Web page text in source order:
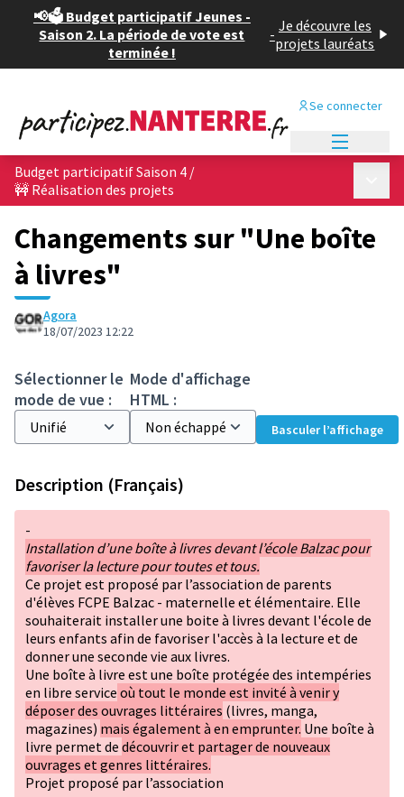
📢🗳️ Budget participatif Jeunes -
Saison 2. La période de vote est
terminée !
- Je découvre les
projets lauréats
Se connecter
Budget participatif Saison 4 /
🚧 Réalisation des projets
Changements sur "Une boîte
à livres"
Agora
18/07/2023 12:22
Sélectionner le
mode de vue :
Mode d'affichage
HTML :
Basculer l’affichage
Description (Français)
-
Installation d’une boîte à livres devant l’école Balzac pour
favoriser la lecture pour toutes et tous.
Ce projet est proposé par l’association de parents
d'élèves FCPE Balzac - maternelle et élémentaire. Elle
souhaiterait installer une boite à livres devant l'école de
leurs enfants afin de favoriser l'accès à la lecture et de
donner une seconde vie aux livres.
Une boîte à livre est une boîte protégée des intempéries
en libre service où tout le monde est invité à venir y
déposer des ouvrages littéraires (livres, manga,
magazines) mais également à en emprunter. Une boîte à
livre permet de découvrir et partager de nouveaux
ouvrages et genres littéraires.
Projet proposé par l’association